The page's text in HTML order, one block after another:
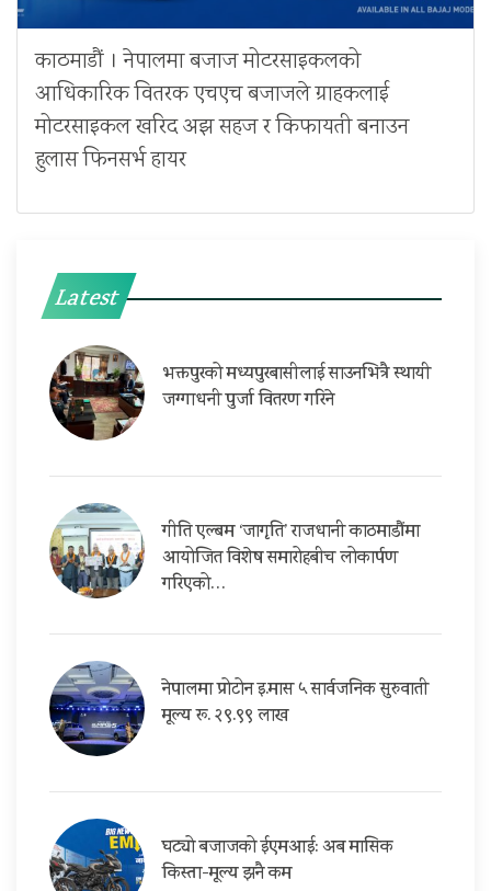
काठमाडौं । नेपालमा बजाज मोटरसाइकलको
आधिकारिक वितरक एचएच बजाजले ग्राहकलाई
मोटरसाइकल खरिद अझ सहज र किफायती बनाउन
हुलास फिनसर्भ हायर
Latest
भक्तपुरको मध्यपुरबासीलाई साउनभित्रै स्थायी
जग्गाधनी पुर्जा वितरण गरिने
गीति एल्बम ‘जागृति’ राजधानी काठमाडौंमा
आयोजित विशेष समारोहबीच लोकार्पण
गरिएको…
नेपालमा प्रोटोन इ.मास ५ सार्वजनिक सुरुवाती
मूल्य रू. २९.९९ लाख
घट्यो बजाजको ईएमआई: अब मासिक
किस्ता-मूल्य झनै कम